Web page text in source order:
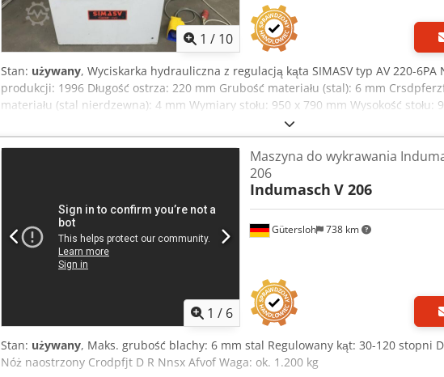
1 / 10
Stan: używany, Wyciskarka hydrauliczna z regulacją kąta SIMASV typ AV 220-6PA
produkcji: 1996 Długość ostrza: 220 mm Grubość materiału (stal): 6 mm
materiału (stal nierdzewna): 4 mm Wymiary stołu: 950 x 790 mm Wysokość stołu:
Zasilanie: 400 V, 50 Hz - Obsługa za pomocą przycisku lub przełącznika nożnego -
wykrawania od 30° do 140° - Regulacja kąta za pomocą 2 korb ręcznych po
Hydrauliczne mocowanie ostrzy regulacyjnych - Elektryczny wyłącznik nożny -
listew oporowych z podziałką kątową - Kilka skal pomiarowych w mm
HSS na nowo ostrzone, stan jak nowy Wymiary gabarytowe (dł. x szer. x wys.):
750 kg Stan bardzo dobry
1 / 6
Gütersloh 738 km
Maszyna do wykrawania
206
Indumasch V 206
Stan: używany, Maks. grubość blachy: 6 mm stal Regulowany kąt: 30-120 stopni
Nóż naostrzony Crodpfjt D R Nnsx Afvof Waga: ok. 1.200 kg